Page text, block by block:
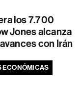
los 7.700
Jones alcanza
con Irán
ECONÓMICAS